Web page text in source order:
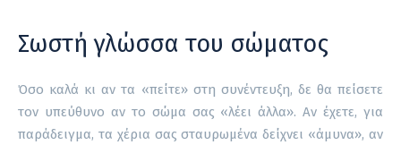
Σωστή γλώσσα του σώματος
Όσο καλά κι αν τα «πείτε» στη συνέντευξη, δε θα πείσετε
τον υπεύθυνο αν το σώμα σας «λέει άλλα». Αν έχετε, για
παράδειγμα, τα χέρια σας σταυρωμένα δείχνει «άμυνα», αν